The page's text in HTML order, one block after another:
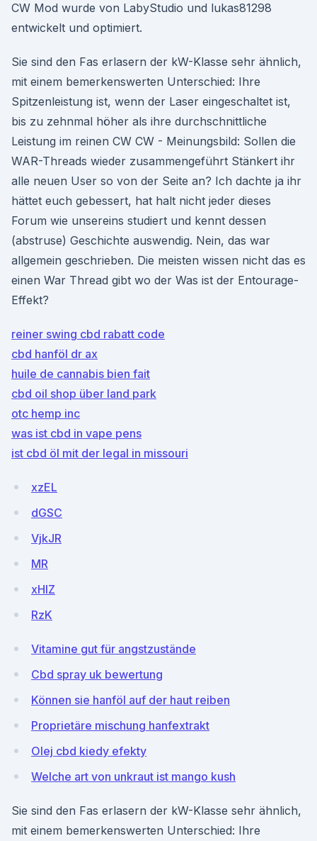
CW Mod wurde von LabyStudio und lukas81298
entwickelt und optimiert.
Sie sind den Fas erlasern der kW-Klasse sehr ähnlich,
mit einem bemerkenswerten Unterschied: Ihre
Spitzenleistung ist, wenn der Laser eingeschaltet ist,
bis zu zehnmal höher als ihre durchschnittliche
Leistung im reinen CW CW - Meinungsbild: Sollen die
WAR-Threads wieder zusammengeführt Stänkert ihr
alle neuen User so von der Seite an? Ich dachte ja ihr
hättet euch gebessert, hat halt nicht jeder dieses
Forum wie unsereins studiert und kennt dessen
(abstruse) Geschichte auswendig. Nein, das war
allgemein geschrieben. Die meisten wissen nicht das es
einen War Thread gibt wo der Was ist der Entourage-
Effekt?
reiner swing cbd rabatt code
cbd hanföl dr ax
huile de cannabis bien fait
cbd oil shop über land park
otc hemp inc
was ist cbd in vape pens
ist cbd öl mit der legal in missouri
xzEL
dGSC
VjkJR
MR
xHlZ
RzK
Vitamine gut für angstzustände
Cbd spray uk bewertung
Können sie hanföl auf der haut reiben
Proprietäre mischung hanfextrakt
Olej cbd kiedy efekty
Welche art von unkraut ist mango kush
Sie sind den Fas erlasern der kW-Klasse sehr ähnlich,
mit einem bemerkenswerten Unterschied: Ihre